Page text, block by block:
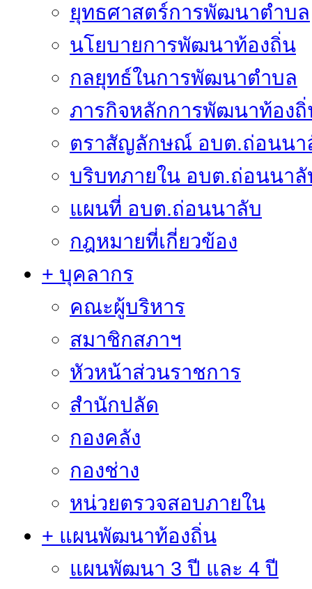
ยุทธศาสตร์การพัฒนาตำบล
นโยบายการพัฒนาท้องถิ่น
กลยุทธ์ในการพัฒนาตำบล
ภารกิจหลักการพัฒนาท้อง
ตราสัญลักษณ์ อบต.ถ่อนนา
บริบทภายใน อบต.ถ่อนนา
แผนที่ อบต.ถ่อนนาลับ
กฎหมายที่เกี่ยวข้อง
+ บุคลากร
คณะผู้บริหาร
สมาชิกสภาฯ
หัวหน้าส่วนราชการ
สำนักปลัด
กองคลัง
กองช่าง
หน่วยตรวจสอบภายใน
+ แผนพัฒนาท้องถิ่น
แผนพัฒนา 3 ปี และ 4 ปี